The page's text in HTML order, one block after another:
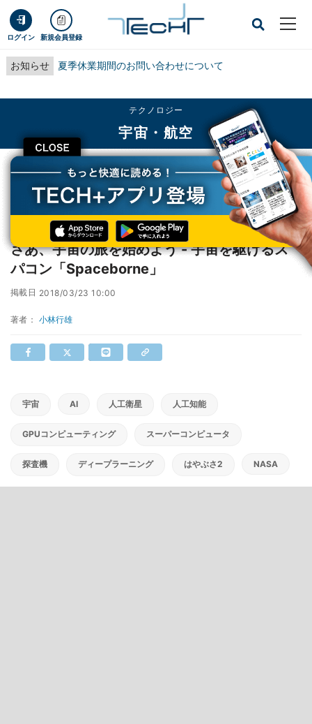
ログイン 新規会員登録
お知らせ 夏季休業期間のお問い合わせについて
CLOSE
テクノロジー
宇宙・航空
TECH+ テクノロジー
宇宙・航空
さあ、宇宙の旅を始めよう - 宇宙を駆けるスパコン「Spaceborne」
さあ、宇宙の旅を始めよう - 宇宙を駆けるス
パコン「Spaceborne」
掲載日 2018/03/23 10:00
著者： 小林行雄
宇宙 AI 人工衛星 人工知能
GPUコンピューティング スーパーコンピュータ
探査機 ディープラーニング はやぶさ2 NASA